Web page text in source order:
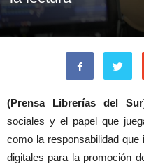
(Prensa Librerías del
sociales y el papel que
como la responsabilidad
digitales para la promoción